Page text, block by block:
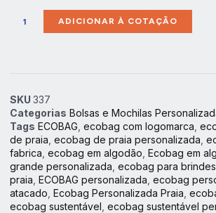
ADICIONAR À COTAÇÃO
SKU 337
Categorias Bolsas e Mochilas
Tags ECOBAG ecobag com logomarca
de praia ecobag de praia personalizada
fabrica ecobag em algodão Ecobag em
grande personalizada ecobag para brindes
praia ECOBAG personalizada ecobag
atacado Ecobag Personalizada Praia
ecobag sustentável ecobag sustentável